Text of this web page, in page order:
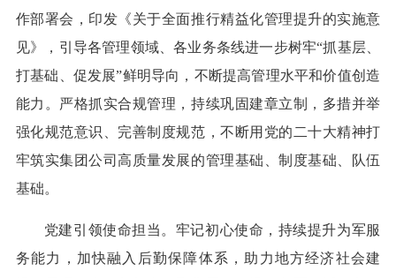
作部署会，印发《关于全面推行精益化管理提升的实施意
见》，引导各管理领域、各业务条线进一步树牢“抓基层、
打基础、促发展”鲜明导向，不断提高管理水平和价值创造
能力。严格抓实合规管理，持续巩固建章立制，多措并举
强化规范意识、完善制度规范，不断用党的二十大精神打
牢筑实集团公司高质量发展的管理基础、制度基础、队伍
基础。
党建引领使命担当。牢记初心使命，持续提升为军服
务能力，加快融入后勤保障体系，助力地方经济社会建